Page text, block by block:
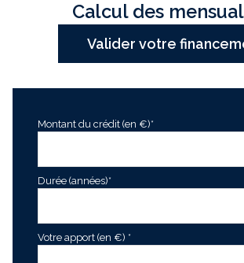
Calcul des
Valider votre
Montant du crédit (en €)*
Durée (années)*
Votre apport (en €) *